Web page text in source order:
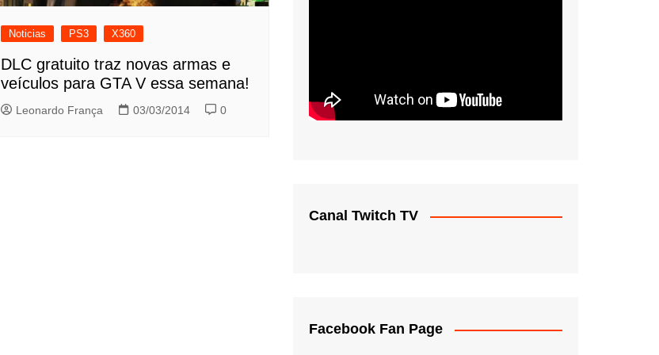
Noticias PS3 X360
DLC gratuito traz novas armas e
veículos para GTA V essa semana!
Leonardo França 03/03/2014 0
Canal Twitch TV
Facebook Fan Page